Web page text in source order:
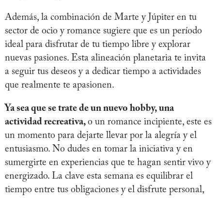
Además, la combinación de Marte y Júpiter en tu
sector de ocio y romance sugiere que es un período
ideal para disfrutar de tu tiempo libre y explorar
nuevas pasiones. Esta alineación planetaria te invita
a seguir tus deseos y a dedicar tiempo a actividades
que realmente te apasionen.
Ya sea que se trate de un nuevo hobby, una
actividad recreativa, o un romance incipiente, este es
un momento para dejarte llevar por la alegría y el
entusiasmo. No dudes en tomar la iniciativa y en
sumergirte en experiencias que te hagan sentir vivo y
energizado. La clave esta semana es equilibrar el
tiempo entre tus obligaciones y el disfrute personal,